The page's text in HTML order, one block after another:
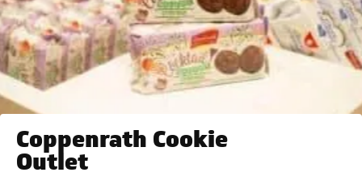
Coppenrath Cookie
Outlet